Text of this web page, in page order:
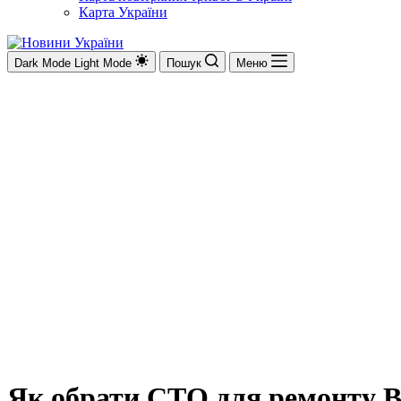
Карта України
Dark Mode Light Mode Пошук Меню